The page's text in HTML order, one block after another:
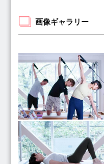
画像ギャラリー